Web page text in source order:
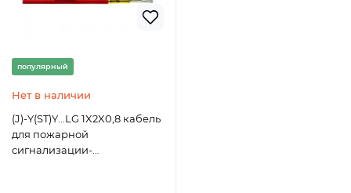
популярный
Нет в наличии
(J)-Y(ST)Y...LG 1X2X0,8 кабель
для пожарной
сигнализации-